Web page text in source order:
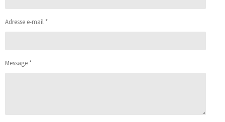
4
9
e e e
Adresse e-mail *
Message *